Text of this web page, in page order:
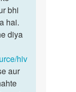
bhi
hai.
diya
hiv
aur